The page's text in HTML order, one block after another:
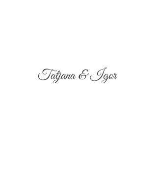
Tatjana & Igor